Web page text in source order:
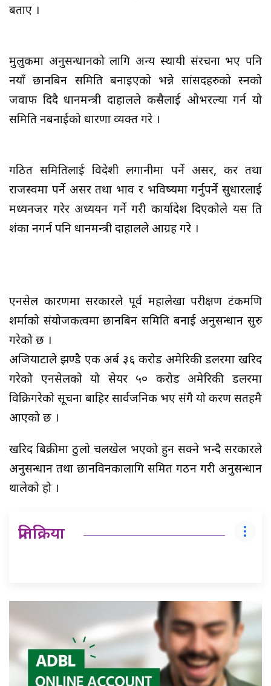
बताए ।
मुलुकमा अनुसन्धानको लागि अन्य स्थायी संरचना भए पनि
नयाँ छानबिन समिति बनाइएको भन्ने सांसदहरुको प्रस्नको
जवाफ दिदै प्रधानमन्त्री दाहालले कसैलाई ओभरल्या गर्न यो
समिति नबनाईको धारणा व्यक्त गरे ।
गठित समितिलाई विदेशी लगानीमा पर्ने असर, कर तथा
राजस्वमा पर्ने असर तथा प्रभाव र भविष्यमा गर्नुपर्ने सुधारलाई
मध्यनजर गरेर अध्ययन गर्ने गरी कार्यादेश दिएकोले यस प्रति
शंका नगर्न पनि प्रधानमन्त्री दाहालले आग्रह गरे ।
एनसेल प्रकारणमा सरकारले पूर्व महालेखा परीक्षण टंकमणि
शर्माको संयोजकत्वमा छानबिन समिति बनाई अनुसन्धान सुरु
गरेको छ ।
अजियाटाले झण्डै एक अर्ब ३६ करोड अमेरिकी डलरमा खरिद
गरेको एनसेलको यो सेयर ५० करोड अमेरिकी डलरमा
विक्रिगरेको सूचना बाहिर सार्वजनिक भए संगै यो प्रकरण सतहमै
आएको छ ।
खरिद बिक्रीमा ठुलो चलखेल भएको हुन सक्ने भन्दै सरकारले
अनुसन्धान तथा छानविनकालागि समित गठन गरी अनुसन्धान
थालेको हो ।
प्रतिक्रिया